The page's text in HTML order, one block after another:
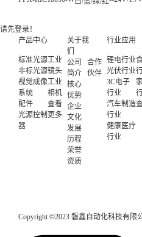
请先登录！
产品中心
标准光源
非标光源
视觉成像
系统
配件
光源控制
器
工业
镜头
工业
相机
查看
更多
关于我
们
公司
简介
核心
优势
企业
文化
发展
历程
荣誉
资质
合作
伙伴
行业应用
锂电行业
光伏行业
3C电子
行业
汽车制造
行业
健康医疗
行业
Copyright ©2023 磐鑫自动化科技有限